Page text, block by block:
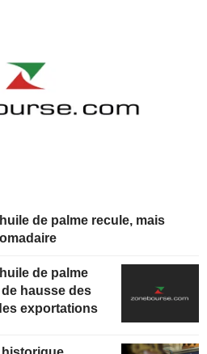
de palme recule, mais
de palme
hausse des
exportations